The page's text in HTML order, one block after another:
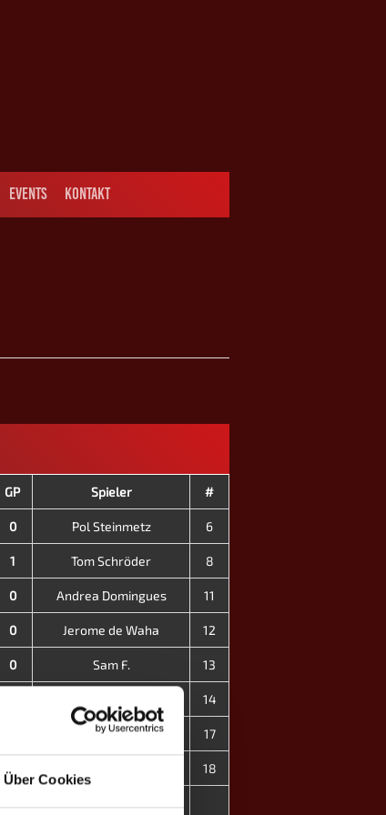
Über Cookies
EVENTS KONTAKT
GP Spieler #
0 Pol Steinmetz 6
1 Tom Schröder 8
0 Andrea Domingues 11
0 Jerome de Waha 12
0 Sam F. 13
14
Aurora Malget ♀ 17
3 18